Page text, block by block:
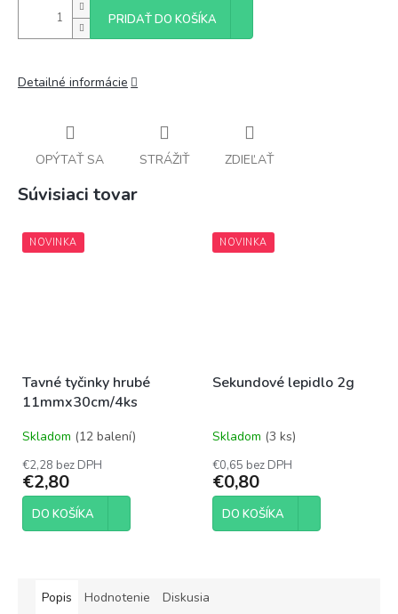
PRIDAŤ DO KOŠÍKA
Detailné informácie
OPÝTAŤ SA STRÁŽIŤ ZDIEĽAŤ
Súvisiaci tovar
NOVINKA
Tavné tyčinky hrubé
11mmx30cm/4ks
Skladom (12 balení)
€2,28 bez DPH
€2,80
DO KOŠÍKA
NOVINKA
Sekundové lepidlo 2g
Skladom (3 ks)
€0,65 bez DPH
€0,80
DO KOŠÍKA
Popis Hodnotenie Diskusia